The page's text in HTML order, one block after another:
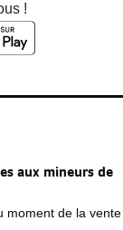
!
aux mineurs de
moment de la vente